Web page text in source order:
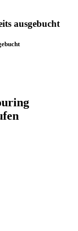
ausgebucht